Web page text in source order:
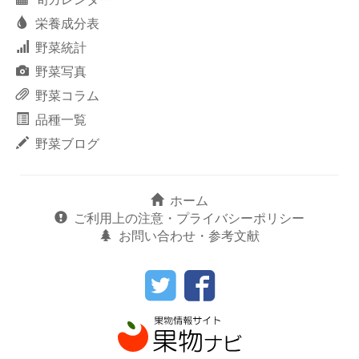
栄養成分表
野菜統計
野菜写真
野菜コラム
品種一覧
野菜ブログ
ホーム
ご利用上の注意・プライバシーポリシー
お問い合わせ・参考文献